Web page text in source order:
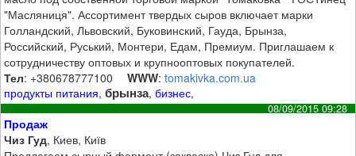
"Масляниця". Ассортимент твердых сыров включает марки
Голландский, Львовский, Буковинский, Гауда, Брынза,
Российский, Руський, Монтери, Едам, Премиум. Приглашаем к
сотрудничеству оптовых и крупнооптовых покупателей.
Тел: +380678777100 WWW:tomakivka.com.ua
продукты питания,брынза,бизнес,
08/09/2015 09:28
Продаж
Чиз Гуд, Киев, Київ